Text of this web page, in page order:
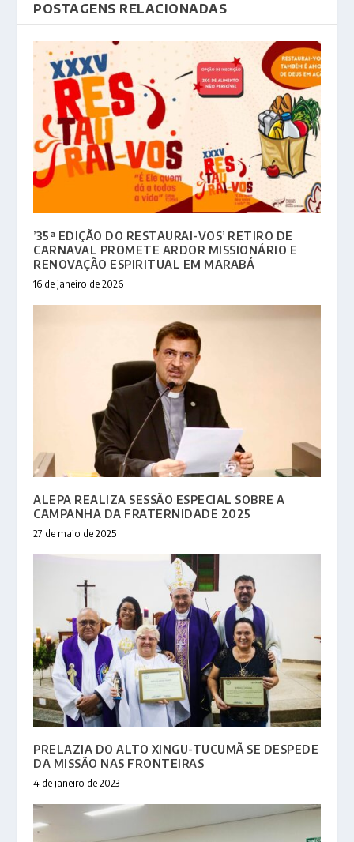
POSTAGENS RELACIONADAS
’35ª EDIÇÃO DO RESTAURAI-VOS’ RETIRO DE
CARNAVAL PROMETE ARDOR MISSIONÁRIO E
RENOVAÇÃO ESPIRITUAL EM MARABÁ
16 de janeiro de 2026
ALEPA REALIZA SESSÃO ESPECIAL SOBRE A
CAMPANHA DA FRATERNIDADE 2025
27 de maio de 2025
PRELAZIA DO ALTO XINGU-TUCUMÃ SE DESPEDE
DA MISSÃO NAS FRONTEIRAS
4 de janeiro de 2023